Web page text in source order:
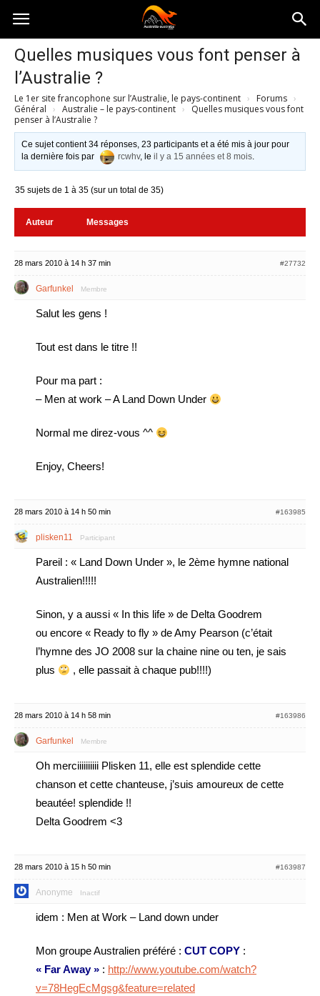
Australia-
australie.com
Quelles musiques vous font penser à
l’Australie ?
Le 1er site francophone sur l’Australie, le pays-continent › Forums ›
Général › Australie – le pays-continent ›
Quelles musiques vous font
penser à l’Australie ?
Ce sujet contient 34 réponses, 23 participants et a été mis à jour pour
la dernière fois par
rcwhv, leil y a 15 années et 8 mois.
35 sujets de 1 à 35 (sur un total de 35)
Auteur Messages
28 mars 2010 à 14 h 37 min #27732
Garfunkel Membre
Salut les gens !
Tout est dans le titre !!
Pour ma part :
– Men at work – A Land Down Under
Normal me direz-vous ^^
Enjoy, Cheers!
28 mars 2010 à 14 h 50 min #163985
plisken11 Participant
Pareil : « Land Down Under », le 2ème hymne national
Australien!!!!!
Sinon, y a aussi « In this life » de Delta Goodrem
ou encore « Ready to fly » de Amy Pearson (c’était
l’hymne des JO 2008 sur la chaine nine ou ten, je sais
plus
, elle passait à chaque pub!!!!)
28 mars 2010 à 14 h 58 min #163986
Garfunkel Membre
Oh merciiiiiiiiii Plisken 11, elle est splendide cette
chanson et cette chanteuse, j’suis amoureux de cette
beautée! splendide !!
Delta Goodrem <3
28 mars 2010 à 15 h 50 min #163987
Anonyme Inactif
idem : Men at Work – Land down under
Mon groupe Australien préféré : CUT COPY :
« Far Away » : http://www.youtube.com/watch?
v=78HegEcMgsg&feature=related